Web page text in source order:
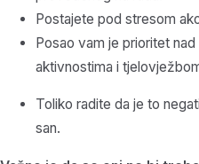
Postajete pod stresom
Posao vam je prioritet
aktivnostima i
Toliko radite da je to
san.